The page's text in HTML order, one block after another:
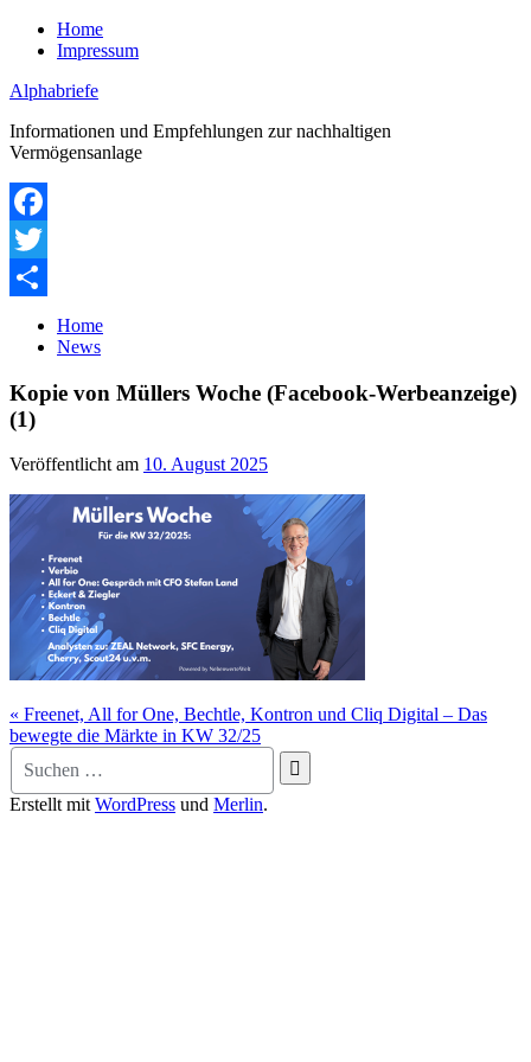
Zum
Inhalt
Home
Impressum
Alphabriefe
Informationen und Empfehlungen zur nachhaltigen
Vermögensanlage
Facebook
Twitter
Home
News
Kopie von Müllers Woche (Facebook-Werbeanzeige)
(1)
Veröffentlicht am 10. August 2025
Beitragsnavigation
« Freenet, All for One, Bechtle, Kontron und Cliq Digital – Das
bewegte die Märkte in KW 32/25
Suche
nach:
Erstellt mitWordPress und Merlin.